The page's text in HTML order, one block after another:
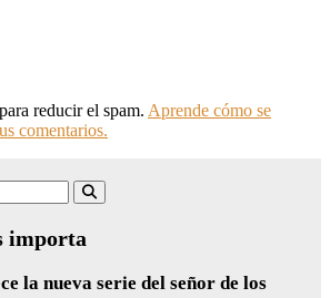
reducir el spam. Aprende cómo se
comentarios.
importa
la nueva serie del señor de los